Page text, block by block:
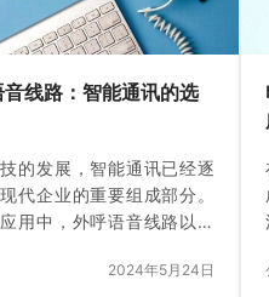
线路：智能通讯的选
的发展，智能通讯已经逐
代企业的重要组成部分。
用中，外呼语音线路以其
进行客户沟通的首选方
2024年5月24日